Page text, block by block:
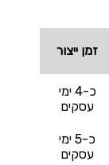
זמן ייצור
כ-4 ימי
עסקים
כ-5 ימי
עסקים